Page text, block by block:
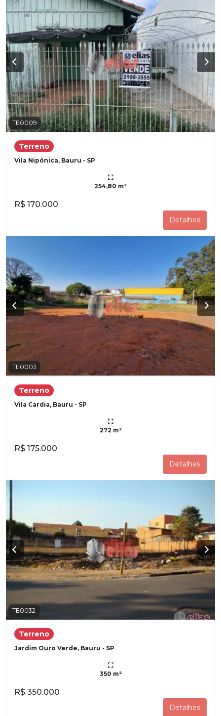
TE0009
Terreno
Vila Nipônica, Bauru - SP
254,80 m²
R$ 170.000
Detalhes
TE0003
Terreno
Vila Cardia, Bauru - SP
272 m²
R$ 175.000
Detalhes
TE0032
Terreno
Jardim Ouro Verde, Bauru - SP
350 m²
R$ 350.000
Detalhes